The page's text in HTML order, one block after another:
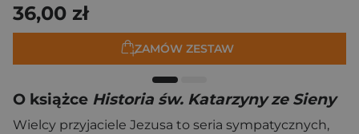
36,00 zł
ZAMÓW ZESTAW
O książce Historia św. Katarzyny ze Sieny
Wielcy przyjaciele Jezusa to seria sympatycznych,